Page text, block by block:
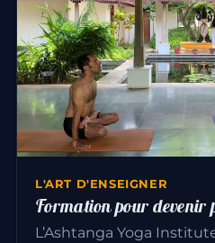
L'ART D'ENSEIGNER
Formation pour devenir
L’Ashtanga Yoga